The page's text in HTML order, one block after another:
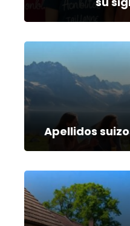
Apellidos